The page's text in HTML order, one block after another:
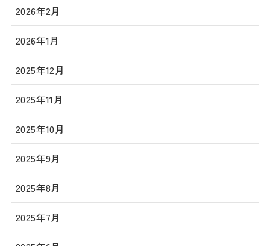
2026年2月
2026年1月
2025年12月
2025年11月
2025年10月
2025年9月
2025年8月
2025年7月